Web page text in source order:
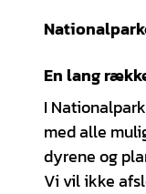
En lang
I
med alle
dyrene og
Vi vil ikke